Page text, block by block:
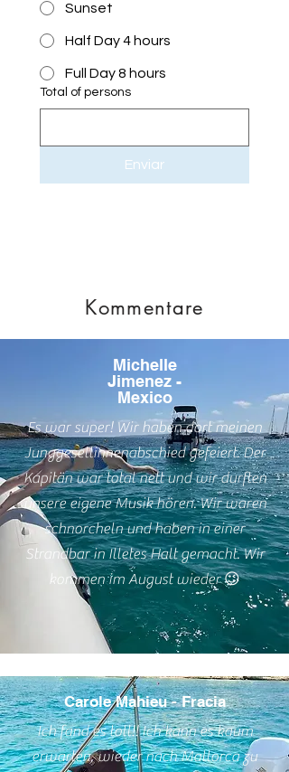
Sunset
Half Day 4 hours
Full Day 8 hours
Total of persons
Enviar
Kommentare
Michelle
Jimenez -
Mexico
Es war super! Wir haben dort meinen
Junggesellinnenabschied gefeiert. Der
Kapitän war total nett und wir durften
unsere eigene Musik hören. Wir waren
schnorcheln und haben in einer
Strandbar in Illetes Halt gemacht. Wir
kommen im August wieder 😉
Carole Mahieu - Fracia
Ich fand es toll!! Ich kann es kaum
erwarten, wieder nach Mallorca zu